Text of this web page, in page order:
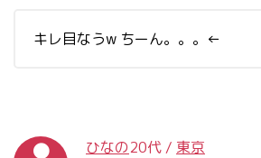
キレ目なうw ちーん。。。←
ひなの20代 / 東京